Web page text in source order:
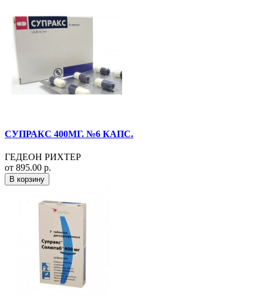
СУПРАКС 400МГ. №6 КАПС.
ГЕДЕОН РИХТЕР
от 895.00 р.
В корзину